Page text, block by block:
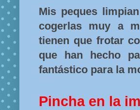
Mis peques
cogerlas muy a
tienen que frotar
que han hecho
fantástico para la
Pincha en la